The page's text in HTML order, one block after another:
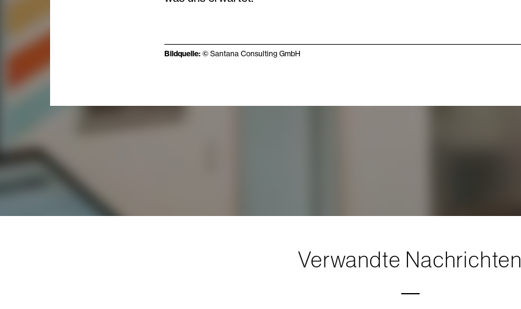
Bildquelle: © Santana Consulting GmbH
Verwandte Nachrichten